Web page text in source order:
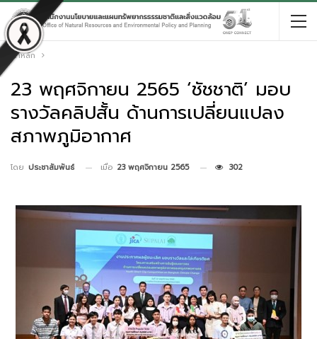
หน้าหลัก
23 พฤศจิกายน 2565 ‘ชัชชาติ’ มอบ
รางวัลคลิปสั้น ด้านการเปลี่ยนแปลง
สภาพภูมิอากาศ
โดย ประชาสัมพันธ์ เมื่อ 23 พฤศจิกายน 2565 302